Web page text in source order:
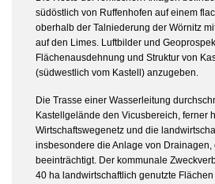
südöstlich von Ruffenhofen auf einem
oberhalb der Talniederung der Wörnitz
auf den Limes. Luftbilder und
Flächenausdehnung und Struktur von
(südwestlich vom Kastell) anzugeben.
Die Trasse einer Wasserleitung
Kastellgelände den Vicusbereich, ferner
Wirtschaftswegenetz und die
insbesondere die Anlage von Drainagen,
beeinträchtigt. Der kommunale
40 ha landwirtschaftlich genutzte